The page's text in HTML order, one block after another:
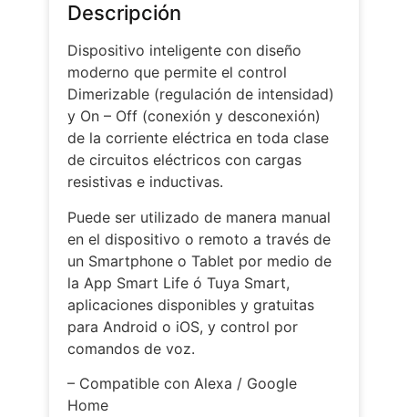
Descripción
Dispositivo inteligente con diseño
moderno que permite el control
Dimerizable (regulación de intensidad)
y On – Off (conexión y desconexión)
de la corriente eléctrica en toda clase
de circuitos eléctricos con cargas
resistivas e inductivas.
Puede ser utilizado de manera manual
en el dispositivo o remoto a través de
un Smartphone o Tablet por medio de
la App Smart Life ó Tuya Smart,
aplicaciones disponibles y gratuitas
para Android o iOS, y control por
comandos de voz.
– Compatible con Alexa / Google
Home